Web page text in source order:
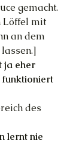
gemacht.
Löffel mit
an dem
ja eher
des
lernt nie